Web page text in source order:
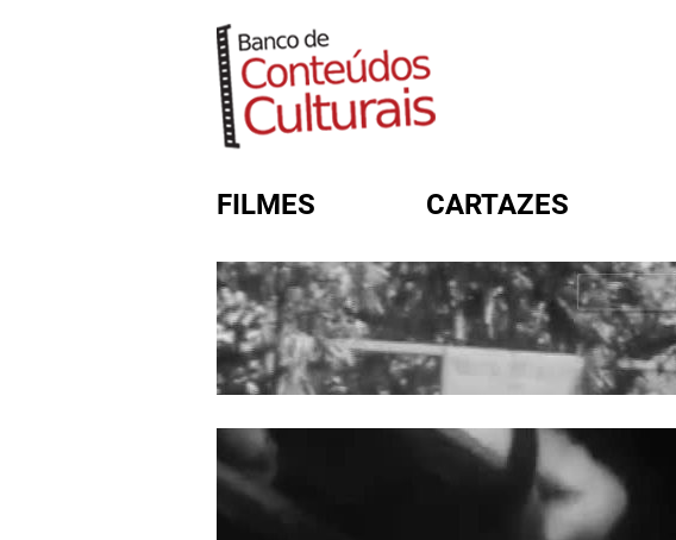
FILMES CARTAZES
FORMULÁRIO DE BUSCA